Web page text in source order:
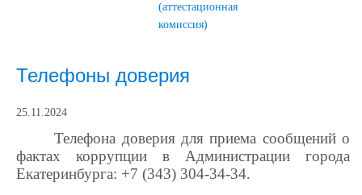
(аттестационная
комиссия)
Телефоны доверия
25.11.2024
Телефона доверия для приема сообщений о
фактах коррупции в Администрации города
Екатеринбурга: +7 (343) 304-34-34.